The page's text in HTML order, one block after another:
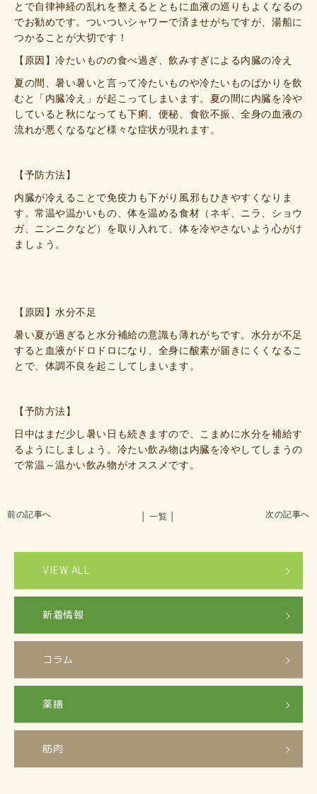
とで自律神経の乱れを整えるとともに血液の巡りもよくなるの
でお勧めです。ついついシャワーで済ませがちですが、 湯船に
つかることが大切です！
【原因】冷たいものの食べ過ぎ、飲みすぎによる内臓の冷え
夏の間、暑い暑いと言って冷たいものや冷たいものばかりを飲
むと「内臓冷え」が起こってしまいます。夏の間に内臓を冷や
していると秋になっても下痢、便秘、食欲不振、全身の血液の
流れが悪くなるなど様々な症状が現れます。
【予防方法】
内臓が冷えることで免疫力も下がり風邪もひきやすくなりま
す。常温や温かいもの、体を温める食材（ネギ、ニラ、ショウ
ガ、ニンニクなど）を取り入れて、体を冷やさないよう心がけ
ましょう。
【原因】水分不足
暑い夏が過ぎると水分補給の意識も薄れがちです。水分が不足
すると血液がドロドロになり、全身に酸素が届きにくくなるこ
とで、体調不良を起こしてしまいます。
【予防方法】
日中はまだ少し暑い日も続きますので、こまめに水分を補給す
るようにしましょう。 冷たい飲み物は内臓を冷やしてしまうの
で常温～温かい飲み物がオススメです。
前の記事へ 次の記事へ
│ 一覧 │
VIEW ALL
新着情報
コラム
薬膳
筋肉